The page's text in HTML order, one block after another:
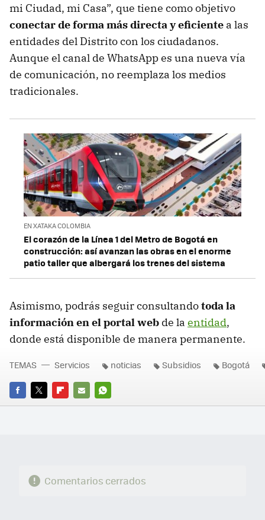
mi Ciudad, mi Casa”, que tiene como objetivo
conectar de forma más directa y eficiente a las
entidades del Distrito con los ciudadanos.
Aunque el canal de WhatsApp es una nueva vía
de comunicación, no reemplaza los medios
tradicionales.
EN XATAKA COLOMBIA
El corazón de la Línea 1 del Metro de Bogotá en
construcción: así avanzan las obras en el enorme
patio taller que albergará los trenes del sistema
Asimismo, podrás seguir consultandotoda la
información en el portal web de la entidad,
donde está disponible de manera permanente.
FACEBOOK
TWITTERFLIPBOARD
E-
WHATSAPP
TEMAS Servicios noticias Subsidios Bogotá
Comentarios cerrados